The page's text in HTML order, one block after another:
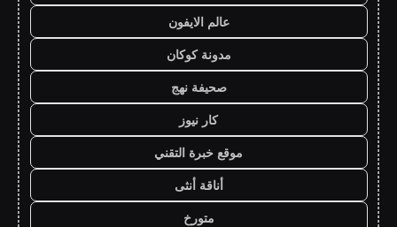
عالم الايفون
مدونة كوكان
صحيفة نهج
كار نيوز
موقع خبرة التقني
أناقة أنثى
متورخ